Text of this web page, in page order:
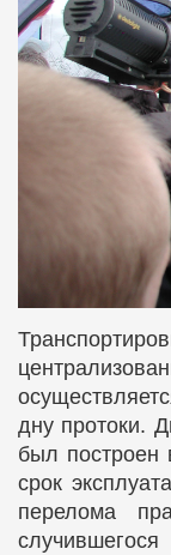
дну протоки.
был построен
срок
перелома